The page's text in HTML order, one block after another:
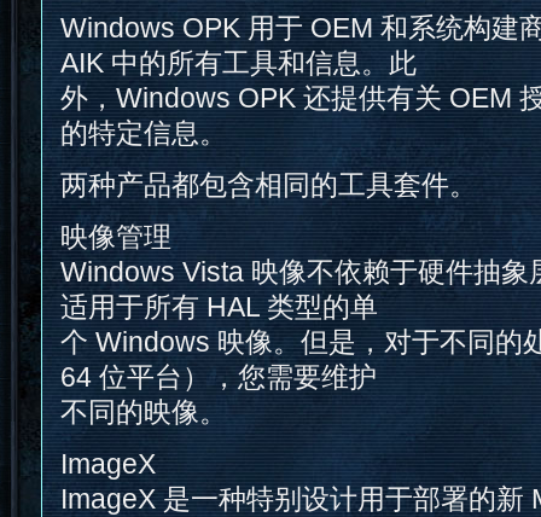
Windows OPK 用于 OEM 和系统构建
AIK 中的所有工具和信息。此
外，Windows OPK 还提供有关 OEM
的特定信息。
两种产品都包含相同的工具套件。
映像管理
Windows Vista 映像不依赖于硬件抽象
适用于所有 HAL 类型的单
个 Windows 映像。但是，对于不同的
64 位平台），您需要维护
不同的映像。
ImageX
ImageX 是一种特别设计用于部署的新